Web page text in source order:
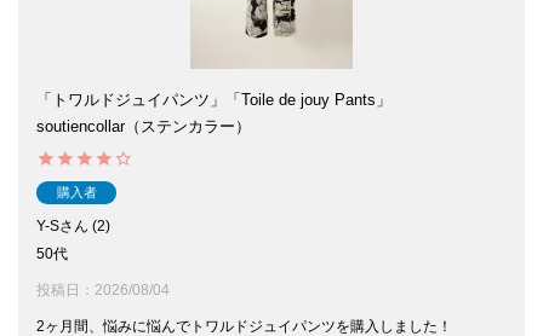
「トワルドジュイパンツ」「Toile de jouy Pants」
soutiencollar（ステンカラー）
購入者
Y-S
2
50代
投稿日 2026/08/04
2ヶ月間、悩みに悩んでトワルドジュイパンツを購入しました！